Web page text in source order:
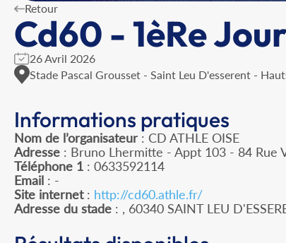
Retour
Cd60 - 1èRe
26 Avril 2026
Stade Pascal Grousset - Saint Leu D'esserent -
Informations pratiques
Nom de l’organisateur : CD ATHLE OISE
Adresse : Bruno Lhermitte - Appt 103 - 84 Rue
Téléphone 1 : 0633592114
Email : -
Site internet: http://cd60.athle.fr/
Adresse du stade : , 60340 SAINT LEU